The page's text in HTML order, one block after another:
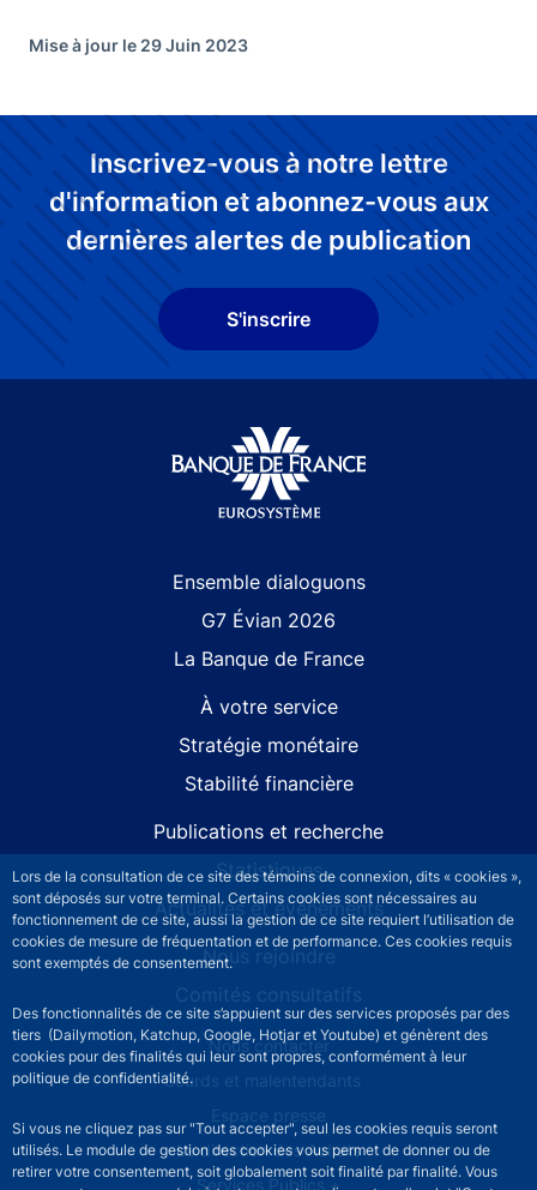
Lors de la consultation de ce site des témoins de connexion, dits « cookies »,
sont déposés sur votre terminal. Certains cookies sont nécessaires au
fonctionnement de ce site, aussi la gestion de ce site requiert l’utilisation de
cookies de mesure de fréquentation et de performance. Ces cookies requis
sont exemptés de consentement.
Des fonctionnalités de ce site s’appuient sur des services proposés par des
tiers (Dailymotion, Katchup, Google, Hotjar et Youtube) et génèrent des
cookies pour des finalités qui leur sont propres, conformément à leur
politique de confidentialité.
Si vous ne cliquez pas sur "Tout accepter", seul les cookies requis seront
utilisés. Le module de gestion des cookies vous permet de donner ou de
retirer votre consentement, soit globalement soit finalité par finalité. Vous
Mise à jour le 29 Juin 2023
Inscrivez-vous à notre lettre
d'information et abonnez-vous aux
dernières alertes de publication
S'inscrire
Ensemble dialoguons
G7 Évian 2026
La Banque de France
À votre service
Stratégie monétaire
Stabilité financière
Publications et recherche
Statistiques
Actualités et événements
Nous rejoindre
Comités consultatifs
Footer secondary menuNous contacter
Sourds et malentendants
Espace presse
La direction des Achats
Services Publics +